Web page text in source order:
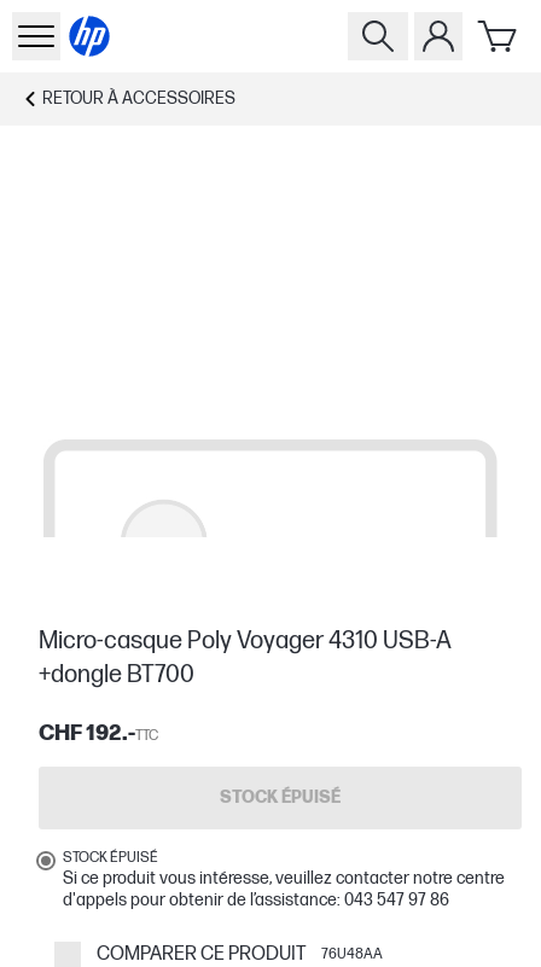
RETOUR ÀACCESSOIRES
Micro-casque Poly Voyager 4310 USB-A
+dongle BT700
CHF 192.-TTC
STOCK ÉPUISÉ
STOCK ÉPUISÉ
Si ce produit vous intéresse, veuillez contacter notre centre
d'appels pour obtenir de l’assistance: 043 547 97 86
COMPARER CE PRODUIT 76U48AA